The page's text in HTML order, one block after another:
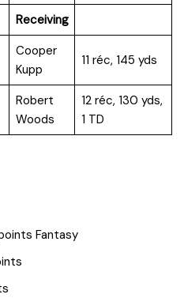
Receiving
Cooper
Kupp
11 réc, 145 yds
Robert
Woods
12 réc, 130 yds,
1 TD
Fantasy